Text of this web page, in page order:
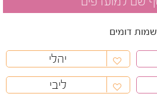
שמות דומים
יהלי
ליבי